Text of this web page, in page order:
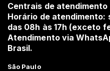
Centrais de atendimento
Horário de
das 08h às 17h (exceto
Atendimento via
Brasil.
São Paulo